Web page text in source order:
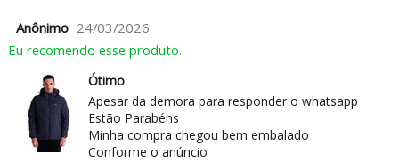
Anônimo 24/03/2026
Eu recomendo esse produto.
Ótimo
Apesar da demora para responder o whatsapp
Estão Parabéns
Minha compra chegou bem embalado
Conforme o anúncio